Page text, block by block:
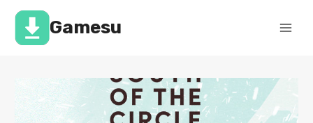
Перейти
содержимомуGamesu